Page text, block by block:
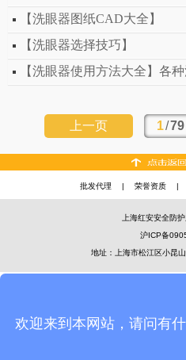
【洗眼器图纸CAD大全】
【洗眼器选择技巧】
【洗眼器使用方法大全】各
上一页 1/79
批发代理 | 荣誉资质 |
上海红安安全防
沪ICP备
地址：上海市松江区小昆
欢迎来到本网站，请问有